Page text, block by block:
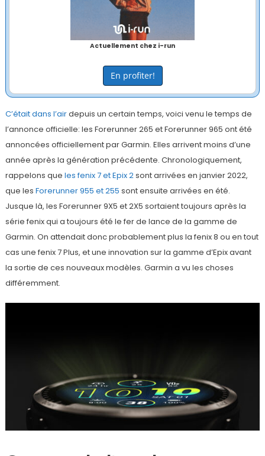
Actuellement chez i-run
En profiter!
C’était dans l’airdepuis un certain temps, voici venu le temps de
l’annonce officielle: les Forerunner 265 et Forerunner 965 ont été
annoncées officiellement par Garmin. Elles arrivent moins d’une
année après la génération précédente. Chronologiquement,
rappelons que les fenix 7 et Epix 2sont arrivées en janvier 2022,
que les Forerunner 955 et 255 sont ensuite arrivées en été.
Jusque là, les Forerunner 9X5 et 2X5 sortaient toujours après la
série fenix qui a toujours été le fer de lance de la gamme de
Garmin. On attendait donc probablement plus la fenix 8 ou en tout
cas une fenix 7 Plus, et une innovation sur la gamme d’Epix avant
la sortie de ces nouveaux modèles. Garmin a vu les choses
différemment.